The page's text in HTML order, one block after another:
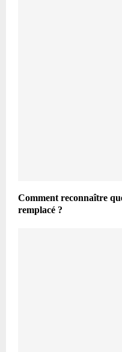
Comment reconnaître
remplacé ?